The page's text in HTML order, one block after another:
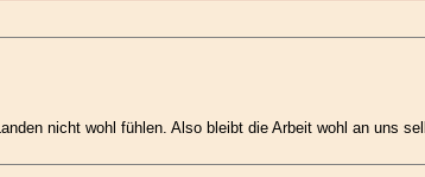
nicht wohl fühlen. Also bleibt die Arbeit wohl an uns